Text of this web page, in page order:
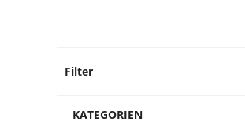
Filter
KATEGORIEN